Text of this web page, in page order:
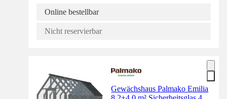
Online bestellbar
Nicht reservierbar
Gewächshaus Palmako Emilia